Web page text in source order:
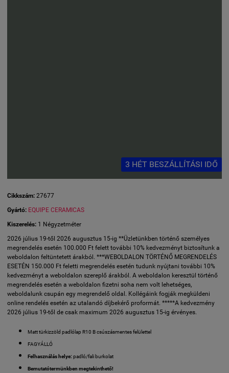
3 HÉT BESZÁLLÍTÁSI IDŐ
Cikkszám: 27677
Gyártó: EQUIPE CERAMICAS
Kiszerelés: 1 Négyzetméter
2026 július 19-től 2026 augusztus 15-ig **Üzletünkben történő személyes
megrendelés esetén 100.000 Ft felett további 10% kedvezményt biztosítunk a
weboldalon feltüntetett árakból. ***WEBOLDALON TÖRTÉNŐ MEGRENDELÉS
ESETÉN 150.000 Ft feletti megrendelés esetén tudunk nyújtani további 10%
kedvezményt a weboldalon szereplő árakból. A weboldalon keresztül történő
megrendelés esetén a weboldalon fizetni soha nem volt lehetséges,
weboldalunk csupán egy megrendelő oldal. Kollégáink fogják megküldeni
online rendelés esetén az utalandó díjbekérő proformát. *****A kedvezmény
2026 július 19-től de csak maximum 2026 augusztus 15-ig érvényes.
Matt türkizzöld padlólap R10 B csúszásmentes felülettel
FAGYÁLLÓ
Felhasználás helye: padló/fali burkolat
Bemutatótermünkben megtekinthető!